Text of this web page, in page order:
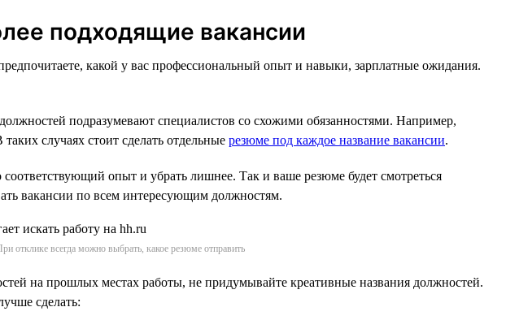
подходящие вакансии
какой у вас профессиональный опыт и навыки, зарплатные ожидания.
подразумевают специалистов со схожими обязанностями. Например,
случаях стоит сделать отдельные резюме под каждое название вакансии.
опыт и убрать лишнее. Так и ваше резюме будет смотреться
вакансии по всем интересующим должностям.
отклике всегда можно выбрать, какое резюме отправить
на прошлых местах работы, не придумывайте креативные названия должностей.
сделать: